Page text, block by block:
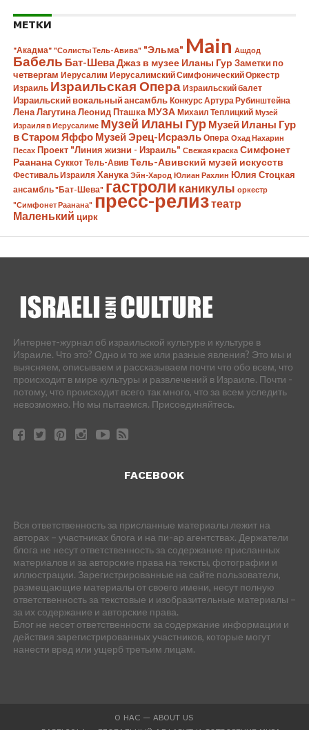
МЕТКИ
"Акадма" "Солисты Тель-Авива" "Эльма" Main Ашдод
Бабель Бат-ШеваДжаз в музее Иланы Гур Заметки по
четвергам Иерусалим Иерусалимский Симфонический Оркестр
Израиль Израильская Опера Израильский балет
Израильский вокальный ансамбль Конкурс Артура Рубинштейна
Лена Лагутина Леонид Пташка МУЗА Михаил Теплицкий Музей
Израиля в Иерусалиме Музей Иланы Гур Музей Иланы Гур
в Старом Яффо Музей Эрец-Исраэль Опера Охад Нахарин
Песах Проект "Линия жизни - Израиль" Свежая краска Симфонет
Раанана Суккот Тель-Авив Тель-Авивский музей искусств
Фестиваль Израиля Ханука Эйн-Харод Юлиан Рахлин Юлия Стоцкая
ансамбль "Бат-Шева" гастроли каникулы оркестр
"Симфонет Раанана" пресс-релизтеатр
Маленький цирк
Интернет-журнал об израильской культуре и культуре в
Израиле. Что это? Одно и то же или разные явления? Это мы и
выясняем, описываем и рассказываем почти что обо всем, что
происходит в мире культуры и развлечений в Израиле. Почти -
потому, что происходит всего так много, что за всем уследить
невозможно. Но мы пытаемся. Присоединяйтесь.
FACEBOOK
Вся ответственность за присланные материалы лежит на
авторах – участниках блога и на пи-ар агентствах. Держатели
блога не несут ответственность за содержание присланных
материалов и за авторские права на тексты, фотографии и
иллюстрации. Зарегистрированные на сайте пользователи,
размещающие материалы от своего имени, несут полную
ответственность за текстовые и изобразительные материалы –
за их содержание и авторские права.
Блог не несет ответственности за содержание информации и
действия зарегистрированных участников, которые могут
нанести вред или ущерб третьим лицам.
О НАС — ABOUT US